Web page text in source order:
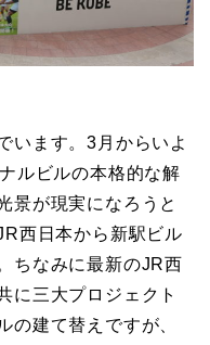
います。3月からいよ
ルビルの本格的な解
景が現実になろうと
西日本から新駅ビル
ちなみに最新のJR西
に三大プロジェクト
の建て替えですが、